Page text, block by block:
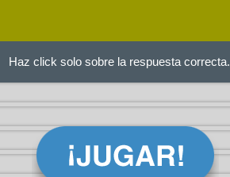
Haz click solo sobre la respuesta correcta.